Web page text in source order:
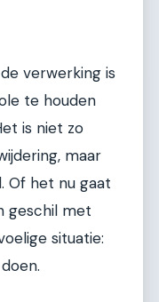
verwerking is
te houden
is niet zo
maar
Of het nu gaat
geschil met
situatie: